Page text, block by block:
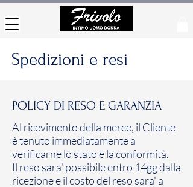
Spedizioni e resi
POLICY DI RESO E GARANZIA
​Al ricevimento della merce, il Cliente
è tenuto immediatamente a
verificarne lo stato e la conformità.
Il reso sara' possibile entro 14gg dalla
ricezione e il costo del reso sara' a